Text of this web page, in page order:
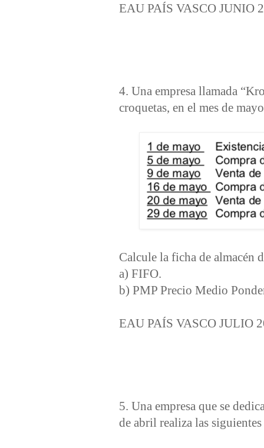
EAU PAÍS VASCO JUNIO
4. Una empresa llamada
croquetas, en el mes de
Calcule la ficha de almacén
a) FIFO.
b) PMP Precio Medio
EAU PAÍS VASCO JULIO
5. Una empresa que se
de abril realiza las